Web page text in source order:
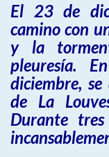
El 23 de
camino con
y la
pleuresía.
diciembre,
de La
Durante